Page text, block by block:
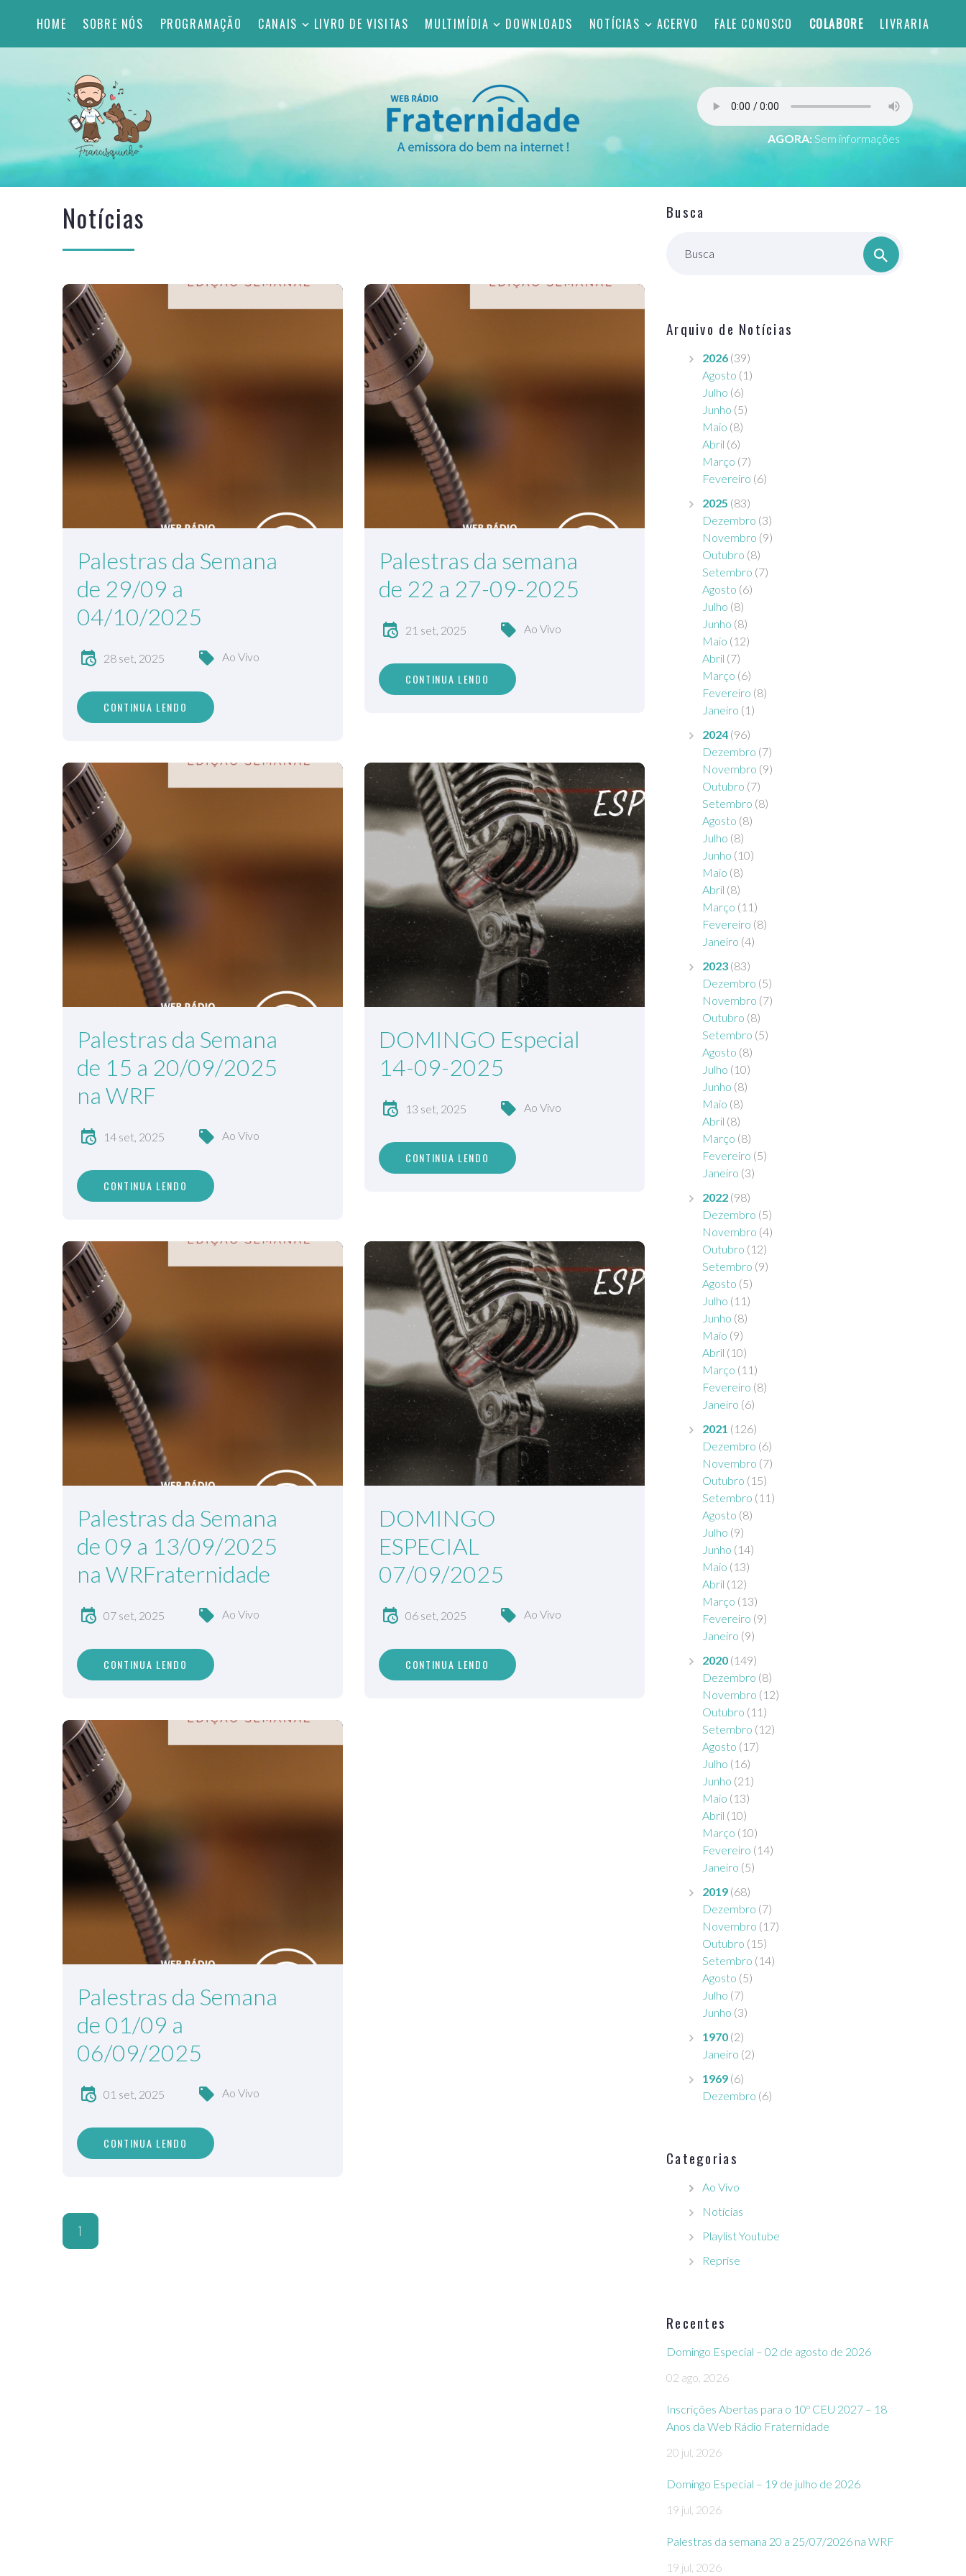
HOME SOBRE NÓS PROGRAMAÇÃO CANAIS LIVRO DE VISITAS MULTIMÍDIA DOWNLOADS NOTÍCIAS ACERVO FALE CONOSCO COLABORE LIVRARIA
AGORA: Sem informações
Notícias
Palestras da Semana
de 29/09 a
04/10/2025
28 set, 2025 Ao Vivo
CONTINUA LENDO
Palestras da semana
de 22 a 27-09-2025
21 set, 2025 Ao Vivo
CONTINUA LENDO
Palestras da Semana
de 15 a 20/09/2025
na WRF
14 set, 2025 Ao Vivo
CONTINUA LENDO
DOMINGO Especial
14-09-2025
13 set, 2025 Ao Vivo
CONTINUA LENDO
Palestras da Semana
de 09 a 13/09/2025
na WRFraternidade
07 set, 2025 Ao Vivo
CONTINUA LENDO
DOMINGO
ESPECIAL
07/09/2025
06 set, 2025 Ao Vivo
CONTINUA LENDO
Palestras da Semana
de 01/09 a
06/09/2025
01 set, 2025 Ao Vivo
CONTINUA LENDO
1
Busca
Busca
Arquivo de Notícias
2026 (39)
Agosto (1)
Julho (6)
Junho (5)
Maio (8)
Abril (6)
Março (7)
Fevereiro (6)
2025 (83)
Dezembro (3)
Novembro (9)
Outubro (8)
Setembro (7)
Agosto (6)
Julho (8)
Junho (8)
Maio (12)
Abril (7)
Março (6)
Fevereiro (8)
Janeiro (1)
2024 (96)
Dezembro (7)
Novembro (9)
Outubro (7)
Setembro (8)
Agosto (8)
Julho (8)
Junho (10)
Maio (8)
Abril (8)
Março (11)
Fevereiro (8)
Janeiro (4)
2023 (83)
Dezembro (5)
Novembro (7)
Outubro (8)
Setembro (5)
Agosto (8)
Julho (10)
Junho (8)
Maio (8)
Abril (8)
Março (8)
Fevereiro (5)
Janeiro (3)
2022 (98)
Dezembro (5)
Novembro (4)
Outubro (12)
Setembro (9)
Agosto (5)
Julho (11)
Junho (8)
Maio (9)
Abril (10)
Março (11)
Fevereiro (8)
Janeiro (6)
2021 (126)
Dezembro (6)
Novembro (7)
Outubro (15)
Setembro (11)
Agosto (8)
Julho (9)
Junho (14)
Maio (13)
Abril (12)
Março (13)
Fevereiro (9)
Janeiro (9)
2020 (149)
Dezembro (8)
Novembro (12)
Outubro (11)
Setembro (12)
Agosto (17)
Julho (16)
Junho (21)
Maio (13)
Abril (10)
Março (10)
Fevereiro (14)
Janeiro (5)
2019 (68)
Dezembro (7)
Novembro (17)
Outubro (15)
Setembro (14)
Agosto (5)
Julho (7)
Junho (3)
1970 (2)
Janeiro (2)
1969 (6)
Dezembro (6)
Categorias
Ao Vivo
Notícias
Playlist Youtube
Reprise
Recentes
Domingo Especial – 02 de agosto de 2026
02 ago, 2026
Inscrições Abertas para o 10º CEU 2027 – 18
Anos da Web Rádio Fraternidade
20 jul, 2026
Domingo Especial – 19 de julho de 2026
19 jul, 2026
Palestras da semana 20 a 25/07/2026 na WRF
19 jul, 2026